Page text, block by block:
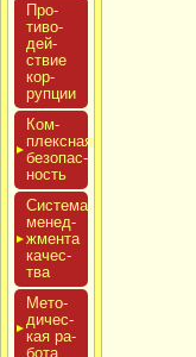
Про­
тиво­
дей­
ствие
кор­
рупции
Ком­
плексная
бе­зопас­
ность
Сис­те­ма
ме­нед­
жмен­та
ка­чес­
тва
Мето­
дичес­
кая ра­
бота